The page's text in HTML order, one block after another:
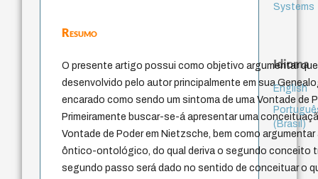
Resumo
O presente artigo possui como objetivo argumentar
desenvolvido pelo autor principalmente em sua
encarado como sendo um sintoma de uma Vontade de
Primeiramente buscar-se-á apresentar uma
Vontade de Poder em Nietzsche, bem como
ôntico-ontológico, do qual deriva o segundo conceito
segundo passo será dado no sentido de conceituar o
Systems
Idioma
English
(Brasil)